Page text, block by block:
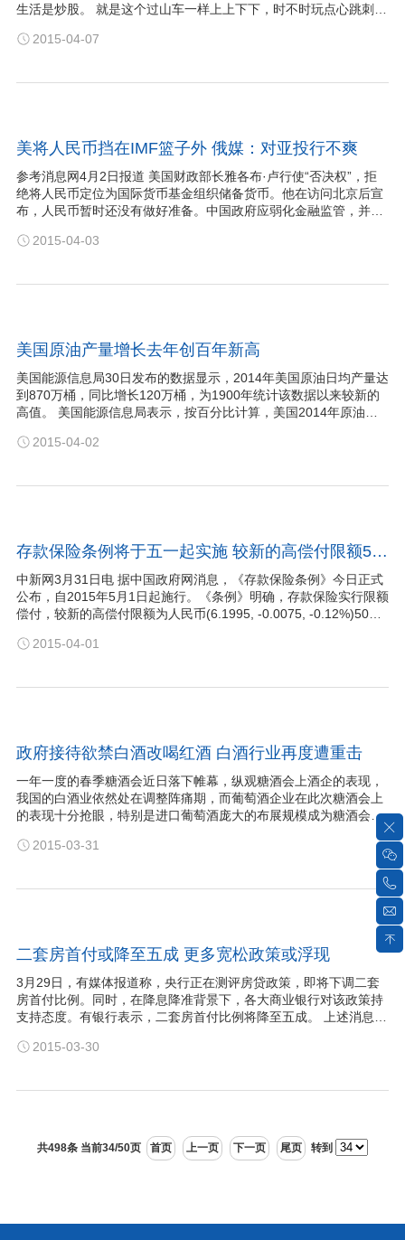
生活是炒股。 就是这个过山车一样上上下下，时不时玩点心跳刺激
钱，就为了好玩。在郑奶奶看来，炒股就是和打麻将一个性质，动
2015-04-07
美将人民币挡在IMF篮子外 俄媒：对亚投行不爽
参考消息网4月2日报道 美国财政部长雅各布·卢行使“否决权”，拒
绝将人民币定位为国际货币基金组织储备货币。他在访问北京后宣
布，人民币暂时还没有做好准备。中国政府应弱化金融监管，并为
道，美国财长在京期间，呼吁中国将人民币兑换更透明化。与此同
2015-04-03
美国原油产量增长去年创百年新高
美国能源信息局30日发布的数据显示，2014年美国原油日均产量达
到870万桶，同比增长120万桶，为1900年统计该数据以来较新的
高值。 美国能源信息局表示，按百分比计算，美国2014年原油产
州、得克萨斯州、新墨西哥州等地页岩油的大量开采是2014年美国
2015-04-02
存款保险条例将于五一起实施 较新的高偿付限额50万
中新网3月31日电 据中国政府网消息，《存款保险条例》今日正式
公布，自2015年5月1日起施行。《条例》明确，存款保险实行限额
偿付，较新的高偿付限额为人民币(6.1995, -0.0075, -0.12%)50万
较新的高偿付限额。 《条例》规定，被保险存款包括投保机构吸收
2015-04-01
政府接待欲禁白酒改喝红酒 白酒行业再度遭重击
一年一度的春季糖酒会近日落下帷幕，纵观糖酒会上酒企的表现，
我国的白酒业依然处在调整阵痛期，而葡萄酒企业在此次糖酒会上
的表现十分抢眼，特别是进口葡萄酒庞大的布展规模成为糖酒会的
酒连锁企业也纷纷表示，在产品品类方面将增加葡萄酒的份额。这
2015-03-31
二套房首付或降至五成 更多宽松政策或浮现
3月29日，有媒体报道称，央行正在测评房贷政策，即将下调二套
房首付比例。同时，在降息降准背景下，各大商业银行对该政策持
支持态度。有银行表示，二套房首付比例将降至五成。 上述消息尚
性住房需求”的基调后，市场普遍认为房地产政策将更为宽松，二套
2015-03-30
共498条 当前34/50页 首页 上一页 下一页 尾页 转到